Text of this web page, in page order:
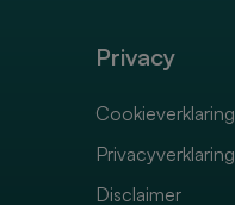
Privacy
Cookieverklaring
Privacyverklaring
Disclaimer